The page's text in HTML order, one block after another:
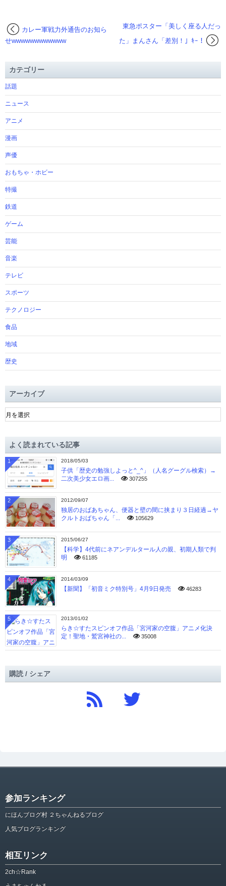
東急ポスター「美しく座る人だっ
た」まんさん「差別！」ｷｰ！
カレー軍戦力外通告のお知ら
せwwwwwwwwwwww
カテゴリー
話題
ニュース
アニメ
漫画
声優
おもちゃ・ホビー
特撮
鉄道
ゲーム
芸能
音楽
テレビ
スポーツ
テクノロジー
食品
地域
歴史
アーカイブ
ア
ー
ブよく読まれている記事
2018/05/03
子供「歴史の勉強しよっと^_^」（人名グーグル検索）→
二次美少女エロ画...
307255
1
2012/09/07
独居のおばあちゃん、便器と壁の間に挟まり３日経過→ヤ
クルトおばちゃん「...
105629
2
2015/06/27
【科学】4代前にネアンデルタール人の親、初期人類で判
明
61185
3
2014/03/09
【新聞】「初音ミク特別号」4月9日発売 46283
4
2013/01/02
らき☆すたスピンオフ作品「宮河家の空腹」アニメ化決
定！聖地・鷲宮神社の...
35008
5
購読 / シェア
参加ランキング
にほんブログ村 ２ちゃんねるブログ
人気ブログランキング
相互リンク
2ch☆Rank